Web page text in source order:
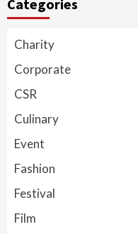
Categories
Charity
Corporate
CSR
Culinary
Event
Fashion
Festival
Film